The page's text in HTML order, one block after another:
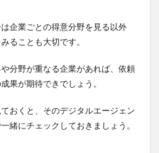
企業ごとの得意分野を見る以外
ることも大切です。
分野が重なる企業があれば、依頼
果が期待できでしょう。
おくと、そのデジタルエージェン
緒にチェックしておきましょう。